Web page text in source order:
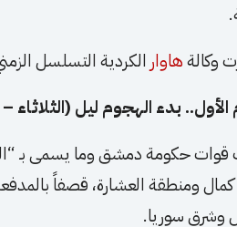
وكالةهاوار الكردية التسلسل
الأول.. بدء الهجوم ليل (الثلاثاء –
حكومة دمشق وما يسمى بـ
كمال ومنطقة العشارة، قصفاً
وشرق سوريا.